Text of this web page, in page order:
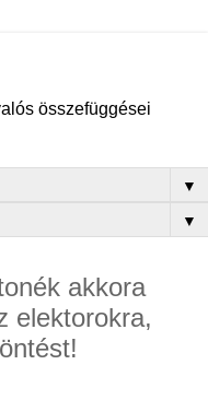
összefüggései
▼
▼
akkora
elektorokra,